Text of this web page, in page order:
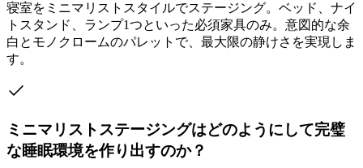
寝室をミニマリストスタイルでステージング。ベッド、ナイ
トスタンド、ランプ1つといった必須家具のみ。意図的な余
白とモノクロームのパレットで、最大限の静けさを実現しま
す。
ミニマリストステージングはどのようにして完璧
な睡眠環境を作り出すのか？